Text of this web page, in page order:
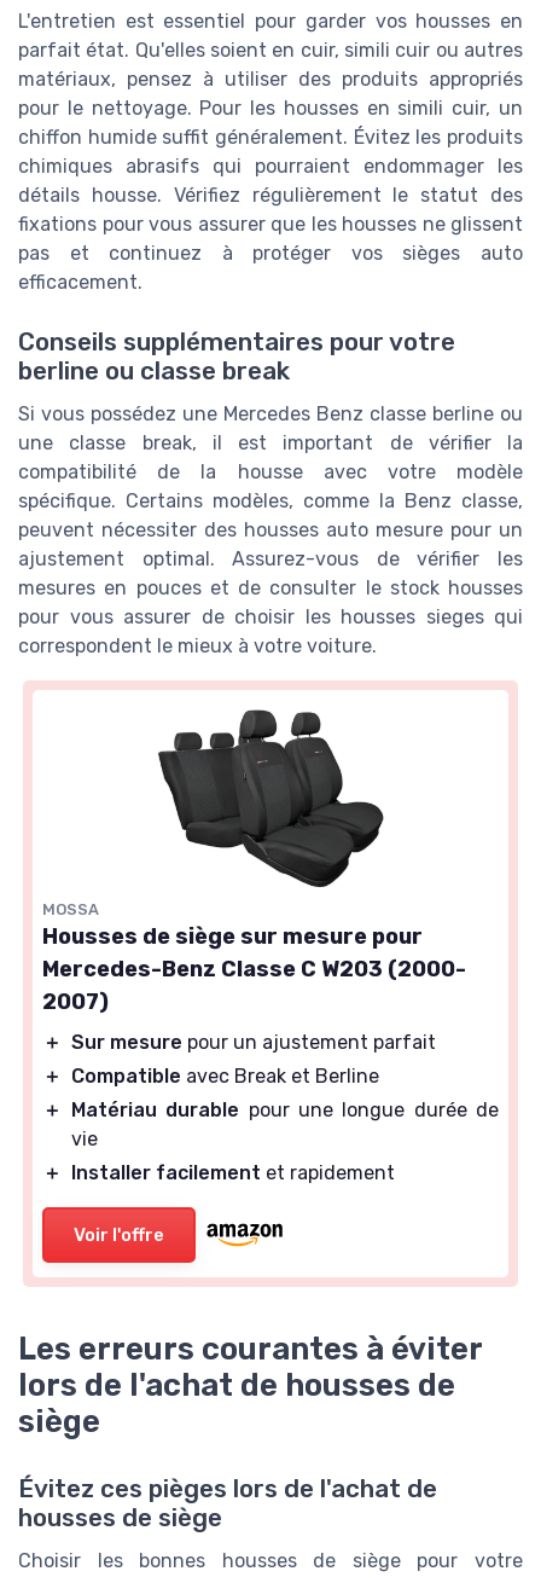
L'entretien est essentiel pour garder vos housses en
parfait état. Qu'elles soient en cuir, simili cuir ou autres
matériaux, pensez à utiliser des produits appropriés
pour le nettoyage. Pour les housses en simili cuir, un
chiffon humide suffit généralement. Évitez les produits
chimiques abrasifs qui pourraient endommager les
détails housse. Vérifiez régulièrement le statut des
fixations pour vous assurer que les housses ne glissent
pas et continuez à protéger vos sièges auto
efficacement.
Conseils supplémentaires pour votre
berline ou classe break
Si vous possédez une Mercedes Benz classe berline ou
une classe break, il est important de vérifier la
compatibilité de la housse avec votre modèle
spécifique. Certains modèles, comme la Benz classe,
peuvent nécessiter des housses auto mesure pour un
ajustement optimal. Assurez-vous de vérifier les
mesures en pouces et de consulter le stock housses
pour vous assurer de choisir les housses sieges qui
correspondent le mieux à votre voiture.
MOSSA
Housses de siège sur mesure pour
Mercedes-Benz Classe C W203 (2000-
2007)
＋ Sur mesure pour un ajustement parfait
＋
Compatible avec Break et Berline
＋
Matériau durable pour une longue durée de
vie
＋
Installer facilement et rapidement
Voir l'offre
Les erreurs courantes à éviter
lors de l'achat de housses de
siège
Évitez ces pièges lors de l'achat de
housses de siège
Choisir les bonnes housses de siège pour votre